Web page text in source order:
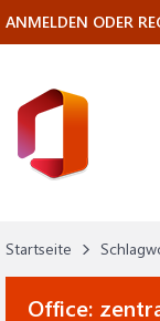
Startseite
Office:
ANMELDEN ODER